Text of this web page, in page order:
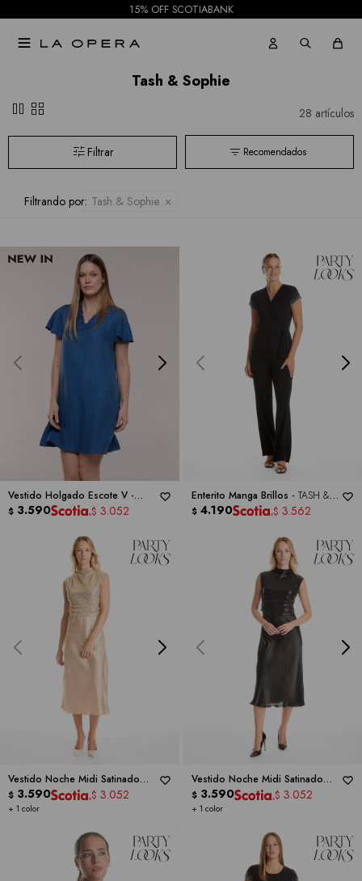
15% OFF SCOTIABANK

Tash & Sophie
pause grid_view 28 artículos
Recomendados
Filtrando por: Tash & Sophie
Vestido Holgado Escote V -
TASH & SOPHIE
$ 3.590 $ 3.052
Enterito Manga Brillos - TASH &
SOPHIE
$ 4.190 $ 3.562
Vestido Noche Midi Satinado
Con Top De Lentejuelas -TASH
& SOPHIE
+ 1 color
$ 3.590 $ 3.052
Vestido Noche Midi Satinado
Con Top De Lentejuelas -TASH
& SOPHIE
+ 1 color
$ 3.590 $ 3.052